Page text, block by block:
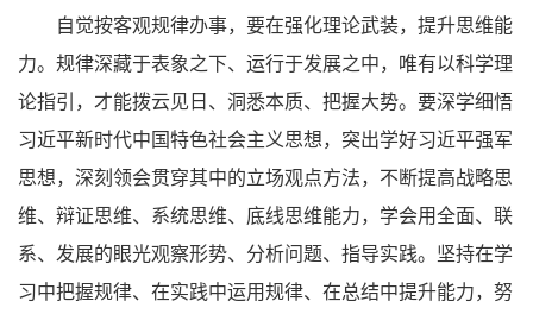
自觉按客观规律办事，要在强化理论武装，提升思维能
力。规律深藏于表象之下、运行于发展之中，唯有以科学理
论指引，才能拨云见日、洞悉本质、把握大势。要深学细悟
习近平新时代中国特色社会主义思想，突出学好习近平强军
思想，深刻领会贯穿其中的立场观点方法，不断提高战略思
维、辩证思维、系统思维、底线思维能力，学会用全面、联
系、发展的眼光观察形势、分析问题、指导实践。坚持在学
习中把握规律、在实践中运用规律、在总结中提升能力，努